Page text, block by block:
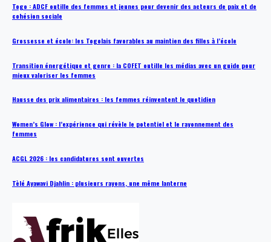
Togo : ADCF outille des femmes et jeunes pour devenir des acteurs de paix et de
cohésion sociale
Grossesse et école: les Togolais favorables au maintien des filles à l’école
Transition énergétique et genre : la COFET outille les médias avec un guide pour
mieux valoriser les femmes
Hausse des prix alimentaires : les femmes réinventent le quotidien
Women’s Glow : l’expérience qui révèle le potentiel et le rayonnement des
femmes
ACGL 2026 : les candidatures sont ouvertes
Tèlé Ayawavi Djahlin : plusieurs rayons, une même lanterne